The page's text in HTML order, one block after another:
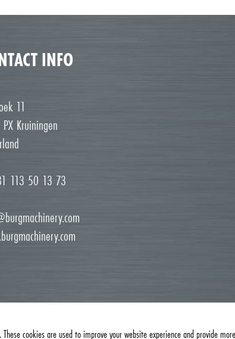
INFO
11
Kruiningen
113 50 13 73
cookies are used to improve your website experience and provide